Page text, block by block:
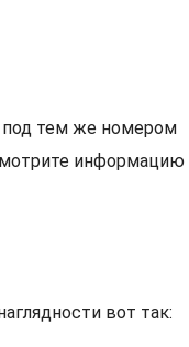
под тем же номером
информацию
вот так: